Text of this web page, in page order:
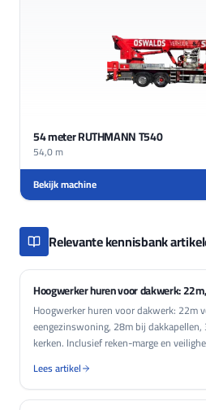
54 meter RUTHMANN T540
54,0 m
Bekijk machine
Relevante kennisbank
Hoogwerker huren voor dakwerk:
Hoogwerker huren voor dakwerk: 22m
eengezinswoning, 28m bij
kerken. Inclusief reken-marge en
Lees artikel